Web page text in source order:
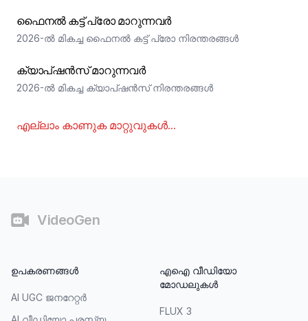
ഫൈനൽ കട്ട് പ്രോ മാറുന്നവർ
2026-ൽ മികച്ച ഫൈനൽ കട്ട് പ്രോ നിരന്തരങ്ങൾ
ക്യാപ്ഷൻസ് മാറുന്നവർ
2026-ൽ മികച്ച ക്യാപ്ഷൻസ് നിരന്തരങ്ങൾ
എല്ലാം കാണുക മാറ്റുവുകൾ...
VideoGen
ഉപകരണങ്ങൾ
AI UGC ജനറേറ്റർ
എഐ വീഡിയോ
മോഡലുകൾ
FLUX 3